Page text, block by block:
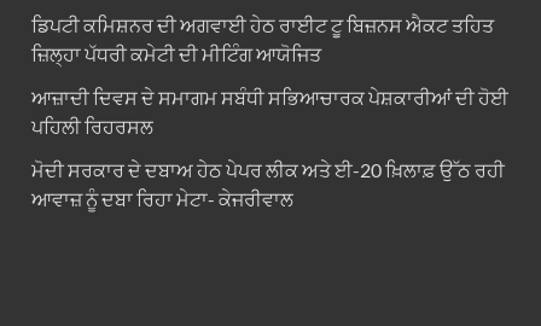
ਡਿਪਟੀ ਕਮਿਸ਼ਨਰ ਦੀ ਅਗਵਾਈ ਹੇਠ ਰਾਈਟ ਟੂ ਬਿਜ਼ਨਸ ਐਕਟ ਤਹਿਤ
ਜ਼ਿਲ੍ਹਾ ਪੱਧਰੀ ਕਮੇਟੀ ਦੀ ਮੀਟਿੰਗ ਆਯੋਜਿਤ
ਆਜ਼ਾਦੀ ਦਿਵਸ ਦੇ ਸਮਾਗਮ ਸਬੰਧੀ ਸਭਿਆਚਾਰਕ ਪੇਸ਼ਕਾਰੀਆਂ ਦੀ ਹੋਈ
ਪਹਿਲੀ ਰਿਹਰਸਲ
ਮੋਦੀ ਸਰਕਾਰ ਦੇ ਦਬਾਅ ਹੇਠ ਪੇਪਰ ਲੀਕ ਅਤੇ ਈ-20 ਖ਼ਿਲਾਫ਼ ਉੱਠ ਰਹੀ
ਆਵਾਜ਼ ਨੂੰ ਦਬਾ ਰਿਹਾ ਮੇਟਾ- ਕੇਜਰੀਵਾਲ